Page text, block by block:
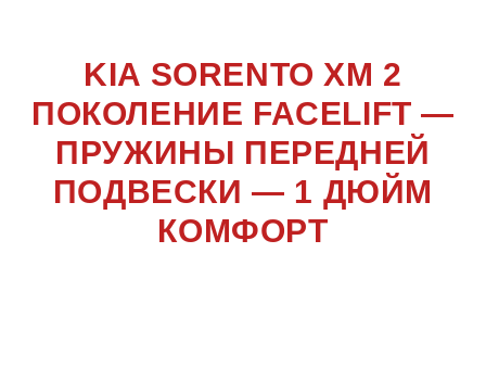
KIA SORENTO XM 2
ПОКОЛЕНИЕ FACELIFT —
ПРУЖИНЫ ПЕРЕДНЕЙ
ПОДВЕСКИ — 1 ДЮЙМ
КОМФОРТ